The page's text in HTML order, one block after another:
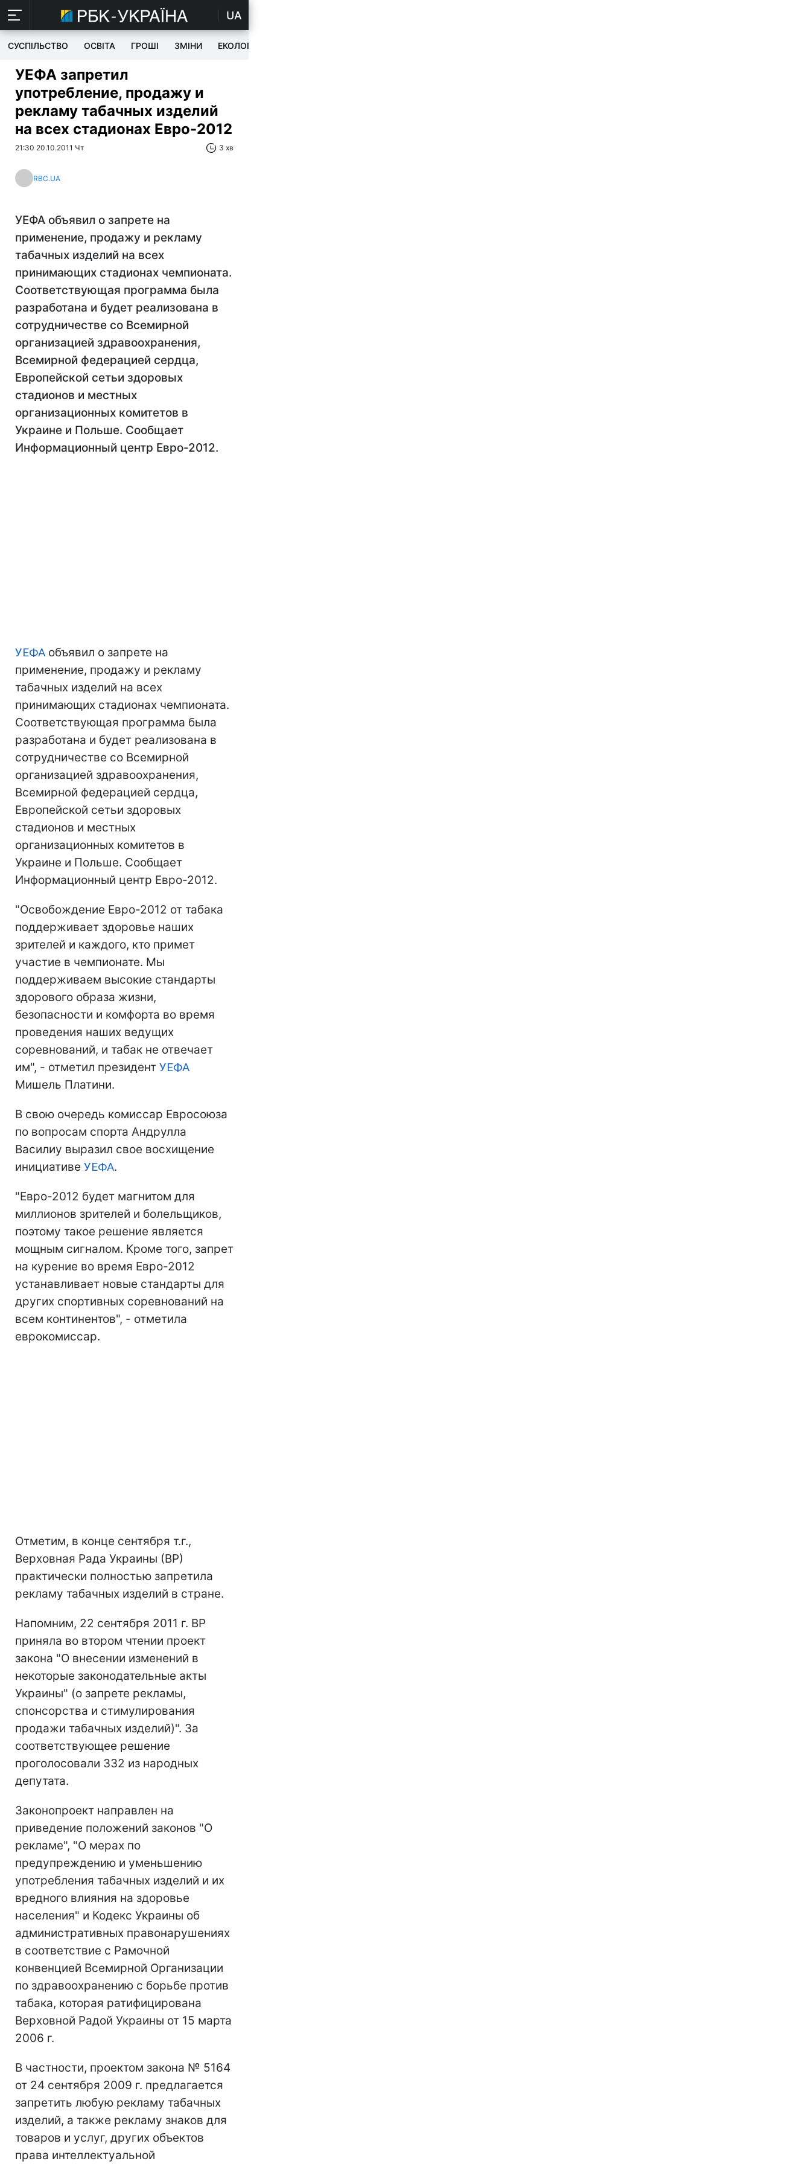
UA
СУСПІЛЬСТВО ОСВІТА ГРОШІ ЗМІНИ ЕКОЛОГІЯ
УЕФА запретил
употребление, продажу и
рекламу табачных изделий
на всех стадионах Евро-2012
21:30 20.10.2011 Чт 3 хв
RBC.UA
УЕФА объявил о запрете на
применение, продажу и рекламу
табачных изделий на всех
принимающих стадионах чемпионата.
Соответствующая программа была
разработана и будет реализована в
сотрудничестве со Всемирной
организацией здравоохранения,
Всемирной федерацией сердца,
Европейской сетьи здоровых
стадионов и местных
организационных комитетов в
Украине и Польше. Сообщает
Информационный центр Евро-2012.
УЕФА объявил о запрете на
применение, продажу и рекламу
табачных изделий на всех
принимающих стадионах чемпионата.
Соответствующая программа была
разработана и будет реализована в
сотрудничестве со Всемирной
организацией здравоохранения,
Всемирной федерацией сердца,
Европейской сетьи здоровых
стадионов и местных
организационных комитетов в
Украине и Польше. Сообщает
Информационный центр Евро-2012.
"Освобождение Евро-2012 от табака
поддерживает здоровье наших
зрителей и каждого, кто примет
участие в чемпионате. Мы
поддерживаем высокие стандарты
здорового образа жизни,
безопасности и комфорта во время
проведения наших ведущих
соревнований, и табак не отвечает
им", - отметил президент УЕФА
Мишель Платини.
В свою очередь комиссар Евросоюза
по вопросам спорта Андрулла
Василиу выразил свое восхищение
инициативе УЕФА.
"Евро-2012 будет магнитом для
миллионов зрителей и болельщиков,
поэтому такое решение является
мощным сигналом. Кроме того, запрет
на курение во время Евро-2012
устанавливает новые стандарты для
других спортивных соревнований на
всем континентов", - отметила
еврокомиссар.
Отметим, в конце сентября т.г.,
Верховная Рада Украины (ВР)
практически полностью запретила
рекламу табачных изделий в стране.
Напомним, 22 сентября 2011 г. ВР
приняла во втором чтении проект
закона "О внесении изменений в
некоторые законодательные акты
Украины" (о запрете рекламы,
спонсорства и стимулирования
продажи табачных изделий)". За
соответствующее решение
проголосовали 332 из народных
депутата.
Законопроект направлен на
приведение положений законов "О
рекламе", "О мерах по
предупреждению и уменьшению
употребления табачных изделий и их
вредного влияния на здоровье
населения" и Кодекс Украины об
административных правонарушениях
в соответствие с Рамочной
конвенцией Всемирной Организации
по здравоохранению с борьбе против
табака, которая ратифицирована
Верховной Радой Украины от 15 марта
2006 г.
В частности, проектом закона № 5164
от 24 сентября 2009 г. предлагается
запретить любую рекламу табачных
изделий, а также рекламу знаков для
товаров и услуг, других объектов
права интеллектуальной